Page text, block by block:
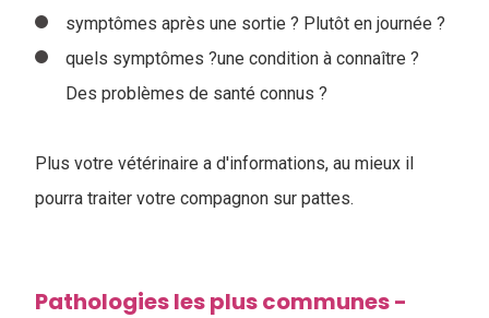
symptômes après une sortie ? Plutôt en journée ?
quels symptômes ?une condition à connaître ?
Des problèmes de santé connus ?
Plus votre vétérinaire a d'informations, au mieux il
pourra traiter votre compagnon sur pattes.
Pathologies les plus communes -